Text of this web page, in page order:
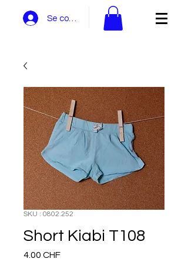
Se connecter
SKU : 0802.252
Short Kiabi T108
4.00 CHFPrix